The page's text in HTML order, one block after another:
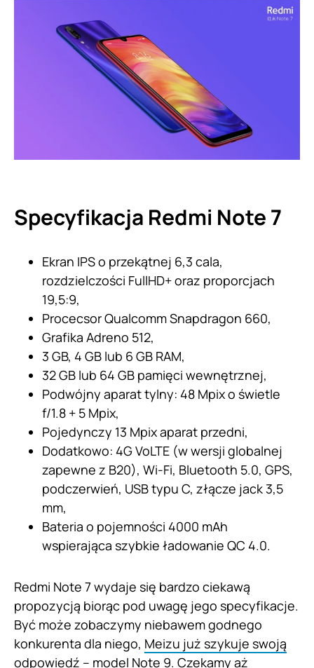
Specyfikacja Redmi Note 7
Ekran IPS o przekątnej 6,3 cala,
rozdzielczości FullHD+ oraz proporcjach
19,5:9,
Procecsor Qualcomm Snapdragon 660,
Grafika Adreno 512,
3 GB, 4 GB lub 6 GB RAM,
32 GB lub 64 GB pamięci wewnętrznej,
Podwójny aparat tylny: 48 Mpix o świetle
f/1.8 + 5 Mpix,
Pojedynczy 13 Mpix aparat przedni,
Dodatkowo: 4G VoLTE (w wersji globalnej
zapewne z B20), Wi-Fi, Bluetooth 5.0, GPS,
podczerwień, USB typu C, złącze jack 3,5
mm,
Bateria o pojemności 4000 mAh
wspierająca szybkie ładowanie QC 4.0.
Redmi Note 7 wydaje się bardzo ciekawą
propozycją biorąc pod uwagę jego specyfikacje.
Być może zobaczymy niebawem godnego
konkurenta dla niego, Meizu już szykuje swoją
odpowiedź – model Note 9. Czekamy aż